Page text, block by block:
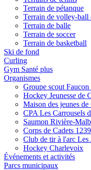
Terrain de pétanque
Terrain de volley-ball
Terrain de balle
Terrain de soccer
Terrain de basketball
Ski de fond
Curling
Gym Santé plus
Organismes
Groupe scout
Hockey Jeunesse de
Maison des jeunes
CPA Les Carrousels
Saumon Rivière-
Corps de Cadets 1239
Club de tir à l'arc Les
Hockey Charlevoix
Événements et activités
Parcs municipaux